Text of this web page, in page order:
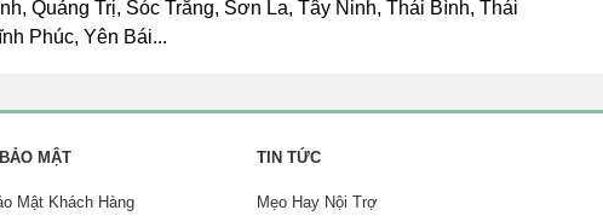
Quảng Trị, Sóc Trăng, Sơn La, Tây Ninh, Thái Bình, Thái
Phúc, Yên Bái...
MẬT
Mật Khách Hàng
TIN TỨC
Mẹo Hay Nội Trợ